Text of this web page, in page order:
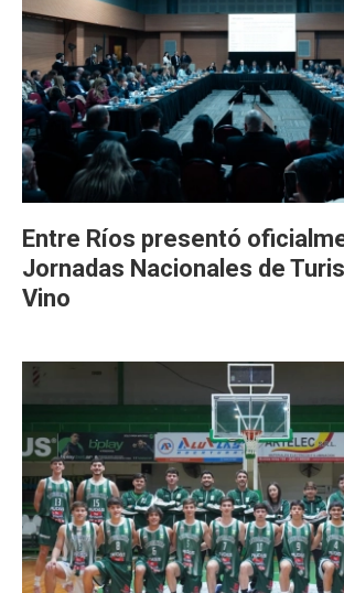
Entre Ríos presentó
Jornadas Nacionales de
Vino